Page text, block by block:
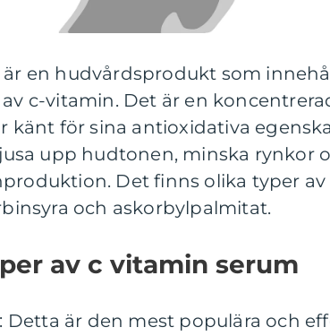
en hudvårdsprodukt som
c-vitamin. Det är en
känt för sina antioxidativa
upp hudtonen, minska rynkor
Det finns olika typer av
och askorbylpalmitat.
av c vitamin serum
Detta är den mest populära och